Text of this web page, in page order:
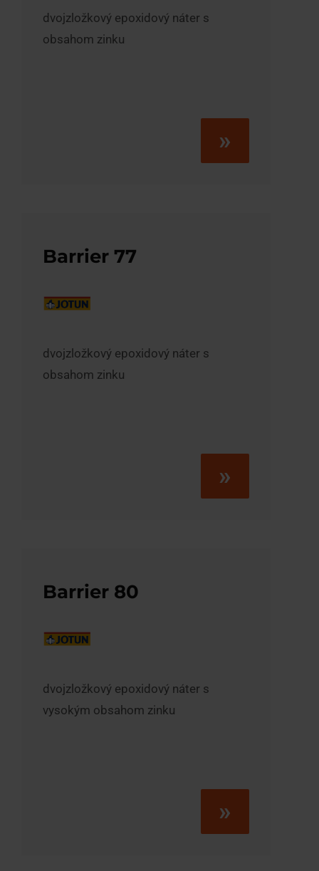
dvojzložkový epoxidový náter s
obsahom zinku
»
Barrier 77
dvojzložkový epoxidový náter s
obsahom zinku
»
Barrier 80
dvojzložkový epoxidový náter s
vysokým obsahom zinku
»